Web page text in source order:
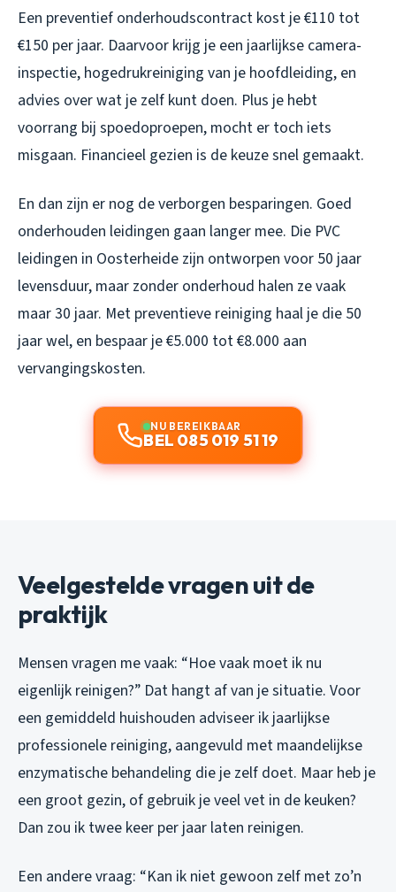
Een preventief onderhoudscontract kost je €110 tot
€150 per jaar. Daarvoor krijg je een jaarlijkse camera-
inspectie, hogedrukreiniging van je hoofdleiding, en
advies over wat je zelf kunt doen. Plus je hebt
voorrang bij spoedoproepen, mocht er toch iets
misgaan. Financieel gezien is de keuze snel gemaakt.
En dan zijn er nog de verborgen besparingen. Goed
onderhouden leidingen gaan langer mee. Die PVC
leidingen in Oosterheide zijn ontworpen voor 50 jaar
levensduur, maar zonder onderhoud halen ze vaak
maar 30 jaar. Met preventieve reiniging haal je die 50
jaar wel, en bespaar je €5.000 tot €8.000 aan
vervangingskosten.
NU BEREIKBAAR
BEL 085 019 51 19
Veelgestelde vragen uit de
praktijk
Mensen vragen me vaak: “Hoe vaak moet ik nu
eigenlijk reinigen?” Dat hangt af van je situatie. Voor
een gemiddeld huishouden adviseer ik jaarlijkse
professionele reiniging, aangevuld met maandelijkse
enzymatische behandeling die je zelf doet. Maar heb je
een groot gezin, of gebruik je veel vet in de keuken?
Dan zou ik twee keer per jaar laten reinigen.
Een andere vraag: “Kan ik niet gewoon zelf met zo’n